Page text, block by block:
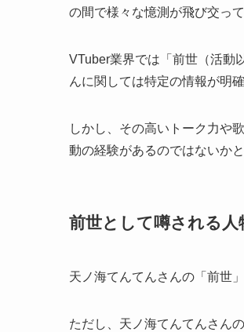
の間で様々な憶測が飛び交って
VTuber業界では「前世（活動
んに関しては特定の情報が明
しかし、その高いトーク力や
動の経験があるのではないか
前世として噂される人
天ノ海てんてんさんの「前世
ただし、天ノ海てんてんさん